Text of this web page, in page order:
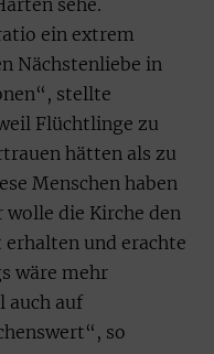
ein extrem
Nächstenliebe in
stellte
Flüchtlinge zu
hätten als zu
Menschen haben
die Kirche den
und erachte
wäre mehr
auch auf
so